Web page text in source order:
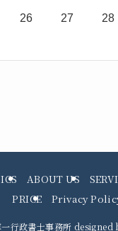
26 27 28
ABOUT US
PRICE
Privacy
行政書士事務所 designed